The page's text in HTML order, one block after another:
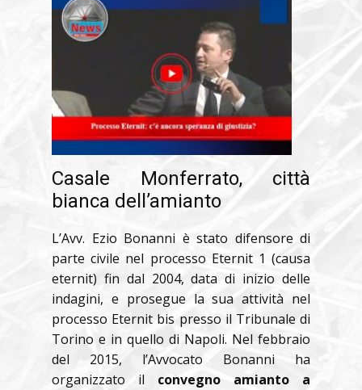
Casale Monferrato, città
bianca dell’amianto
L’Avv. Ezio Bonanni è stato difensore di
parte civile nel processo Eternit 1 (causa
eternit) fin dal 2004, data di inizio delle
indagini, e prosegue la sua attività nel
processo Eternit bis presso il Tribunale di
Torino e in quello di Napoli. Nel febbraio
del 2015, l’Avvocato Bonanni ha
organizzato il convegno amianto a